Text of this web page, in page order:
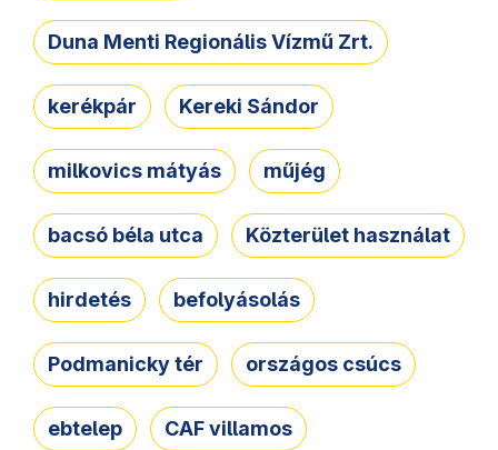
Duna Menti Regionális Vízmű Zrt.
kerékpár Kereki Sándor
milkovics mátyás műjég
bacsó béla utca Közterület használat
hirdetés befolyásolás
Podmanicky tér országos csúcs
ebtelep CAF villamos